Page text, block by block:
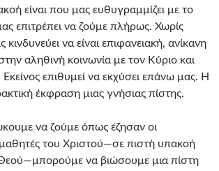
είναι που μας ευθυγραμμίζει με το
επιτρέπει να ζούμε πλήρως. Χωρίς
να είναι επιφανειακή, ανίκανη
αληθινή κοινωνία με τον Κύριο και
Εκείνος επιθυμεί να εκχύσει επάνω μας. Η
έκφραση μιας γνήσιας πίστης.
να ζούμε όπως έζησαν οι
του Χριστού—σε πιστή υπακοή
Θεού—μπορούμε να βιώσουμε μια πίστη